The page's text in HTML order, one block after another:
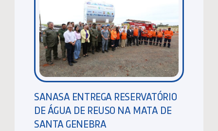
SANASA ENTREGA RESERVATÓRIO
DE ÁGUA DE REUSO NA MATA DE
SANTA GENEBRA